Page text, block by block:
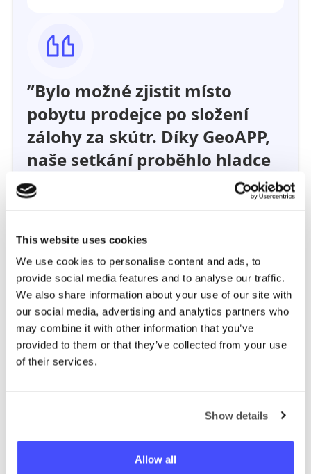
This website uses cookies
We use cookies to personalise content and ads, to
provide social media features and to analyse our traffic.
We also share information about your use of our site with
our social media, advertising and analytics partners who
may combine it with other information that you’ve
provided to them or that they’ve collected from your use
of their services.
Show details
Allow all
”Bylo možné zjistit místo
pobytu prodejce po složení
zálohy za skútr. Díky GeoAPP,
naše setkání proběhlo hladce
a všechno proběhlo dobře!”
uživatel